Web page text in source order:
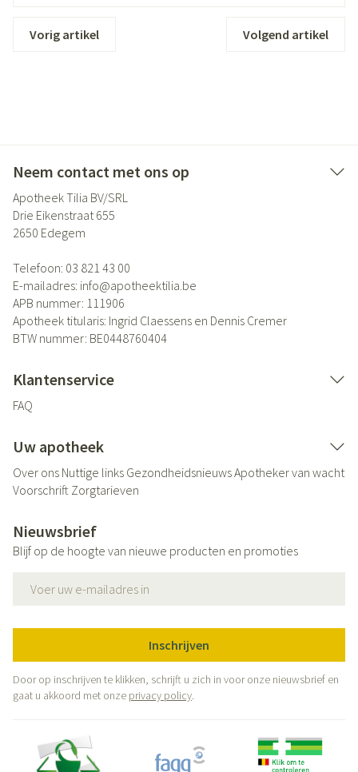
Vorig artikel Volgend artikel
Neem contact met ons op
Apotheek Tilia BV/SRL
Drie Eikenstraat 655
2650 Edegem
Telefoon: 03 821 43 00
E-mailadres: info@apotheektilia.be
APB nummer: 111906
Apotheek titularis: Ingrid Claessens en Dennis Cremer
BTW nummer: BE0448760404
Klantenservice
FAQ
Uw apotheek
Over ons Nuttige links GezondheidsnieuwsApotheker van wacht
Voorschrift Zorgtarieven
Nieuwsbrief
Blijf op de hoogte van nieuwe producten en promoties
Inschrijven
Door op inschrijven te klikken, schrijft u zich in voor onze nieuwsbrief en
gaat u akkoord met onze privacy policy.